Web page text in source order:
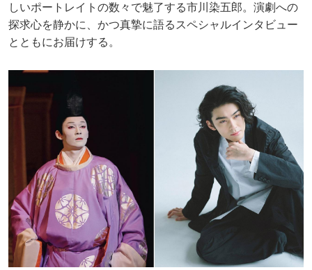
しいポートレイトの数々で魅了する市川染五郎。演劇への
探求心を静かに、かつ真摯に語るスペシャルインタビュー
とともにお届けする。